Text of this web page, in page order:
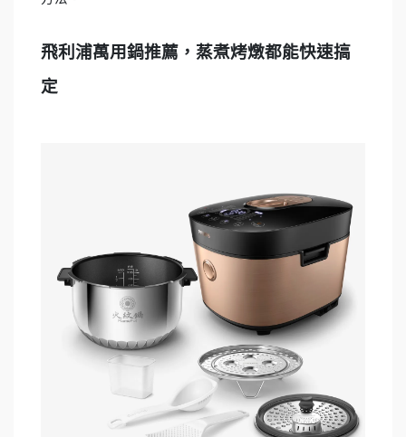
飛利浦萬用鍋推薦，蒸煮烤燉都能快速搞
定